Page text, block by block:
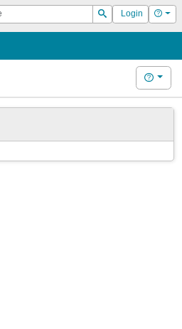
Suchen
Login Hilfe
Hilfe